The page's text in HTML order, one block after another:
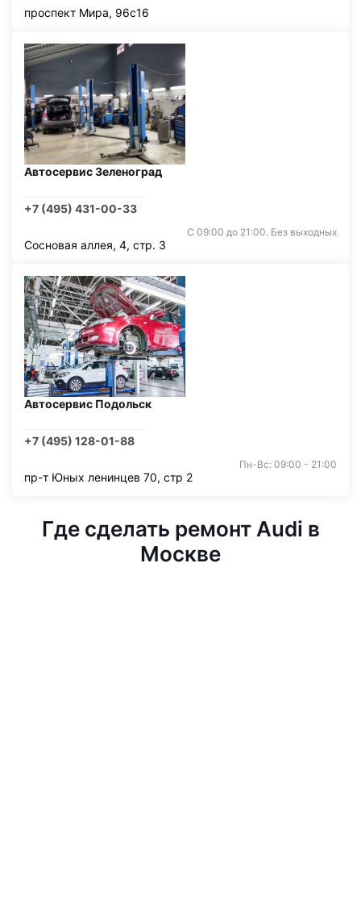
проспект Мира, 96с16
Автосервис Зеленоград
+7 (495) 431-00-33
С 09:00 до 21:00. Без выходных
Сосновая аллея, 4, стр. 3
Автосервис Подольск
+7 (495) 128-01-88
Пн-Вс: 09:00 - 21:00
пр-т Юных ленинцев 70, стр 2
Где сделать ремонт Audi в
Москве